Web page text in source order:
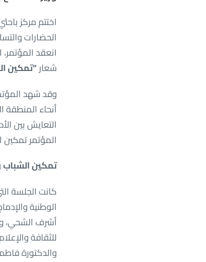
اختتم مركز
الحضارات
شعار“تمكين
وقد شهد
أنحاء المنطقة
التعايش بين
المؤتمر
تمكين
كانت الجلسة
الوطنية
أشرف الشحي،
للثقافة
والدكتورة